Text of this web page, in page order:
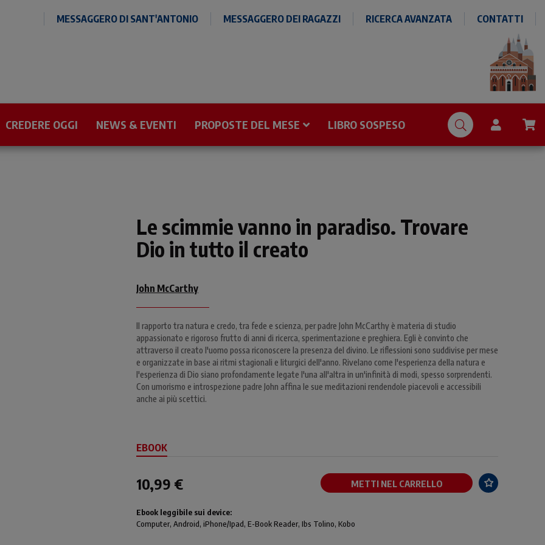
MESSAGGERO DI SANT'ANTONIO MESSAGGERO DEI RAGAZZI RICERCA AVANZATA CONTATTI
CREDERE OGGI NEWS & EVENTI PROPOSTE DEL MESE LIBRO SOSPESO
Le scimmie vanno in paradiso. Trovare
Dio in tutto il creato
John McCarthy
Il rapporto tra natura e credo, tra fede e scienza, per padre John McCarthy è materia di studio
appassionato e rigoroso frutto di anni di ricerca, sperimentazione e preghiera. Egli è convinto che
attraverso il creato l'uomo possa riconoscere la presenza del divino. Le riflessioni sono suddivise per mese
e organizzate in base ai ritmi stagionali e liturgici dell'anno. Rivelano come l'esperienza della natura e
l'esperienza di Dio siano profondamente legate l'una all'altra in un'infinità di modi, spesso sorprendenti.
Con umorismo e introspezione padre John affina le sue meditazioni rendendole piacevoli e accessibili
anche ai più scettici.
EBOOK
10,99 € METTI NEL CARRELLO
Ebook leggibile sui device:
Computer, Android, iPhone/Ipad, E-Book Reader, Ibs Tolino, Kobo